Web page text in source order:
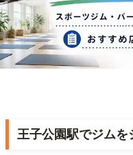
王子公園駅でジムを